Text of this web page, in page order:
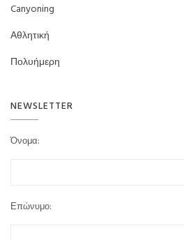
Canyoning
Αθλητική
Πολυήμερη
NEWSLETTER
Όνομα:
Επώνυμο: